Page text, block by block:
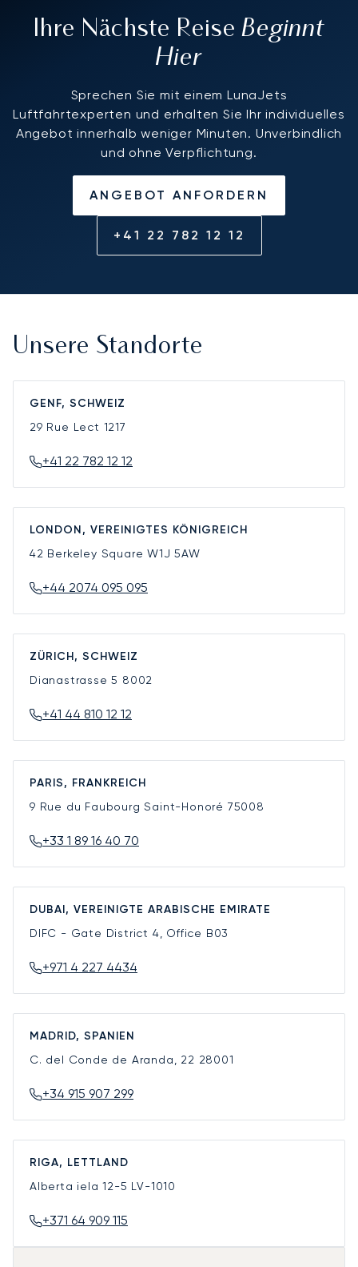
Ihre Nächste ReiseBeginnt
Hier
Sprechen Sie mit einem LunaJets
Luftfahrtexperten und erhalten Sie Ihr individuelles
Angebot innerhalb weniger Minuten. Unverbindlich
und ohne Verpflichtung.
ANGEBOT ANFORDERN
+41 22 782 12 12
Unsere Standorte
GENF, SCHWEIZ
29 Rue Lect 1217
+41 22 782 12 12
LONDON, VEREINIGTES KÖNIGREICH
42 Berkeley SquareW1J 5AW
+44 2074 095 095
ZÜRICH, SCHWEIZ
Dianastrasse 5 8002
+41 44 810 12 12
PARIS, FRANKREICH
9 Rue du Faubourg Saint-Honoré 75008
+33 1 89 16 40 70
DUBAI, VEREINIGTE ARABISCHE EMIRATE
DIFC - Gate District 4, Office B03
+971 4 227 4434
MADRID, SPANIEN
C. del Conde de Aranda, 22 28001
+34 915 907 299
RIGA, LETTLAND
Alberta iela 12-5 LV-1010
+371 64 909 115